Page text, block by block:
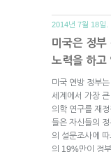
2014년 7월 18일.
미국은 정부
노력을 하고
미국 연방 정부
세계에서 가장
의학 연구를 재
들은 자신들의
의 설문조사에
의 19%만이 정